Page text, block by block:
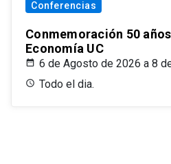
Conferencias
Conmemoración 50
Economía UC
6 de Agosto de 2026 a 8
Todo el dia.